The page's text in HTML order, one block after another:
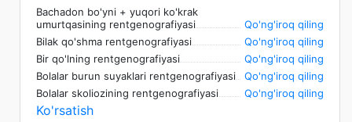
Bachadon bo'yni + yuqori ko'krak
umurtqasining rentgenografiyasi
Qo'ng'iroq qiling
Bilak qo'shma rentgenografiyasi
Qo'ng'iroq qiling
Bir qo'lning rentgenografiyasi
Qo'ng'iroq qiling
Bolalar burun suyaklari rentgenografiyasi
Qo'ng'iroq qiling
Bolalar skoliozining rentgenografiyasi
Qo'ng'iroq qiling
Ko'rsatish